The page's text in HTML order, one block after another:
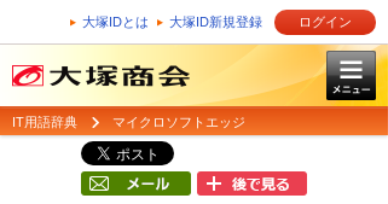
大塚IDとは 大塚ID新規登録 ログイン
IT用語辞典 マイクロソフトエッジ